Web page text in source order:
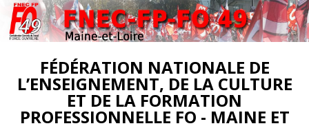
FÉDÉRATION NATIONALE DE
L’ENSEIGNEMENT, DE LA CULTURE
ET DE LA FORMATION
PROFESSIONNELLE FO - MAINE ET